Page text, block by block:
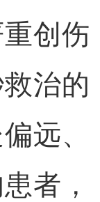
创伤
治的
远、
者，